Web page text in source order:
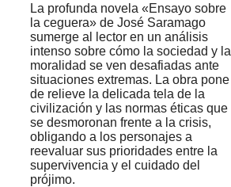
La profunda novela «Ensayo sobre
la ceguera» de José Saramago
sumerge al lector en un análisis
intenso sobre cómo la sociedad y la
moralidad se ven desafiadas ante
situaciones extremas. La obra pone
de relieve la delicada tela de la
civilización y las normas éticas que
se desmoronan frente a la crisis,
obligando a los personajes a
reevaluar sus prioridades entre la
supervivencia y el cuidado del
prójimo.